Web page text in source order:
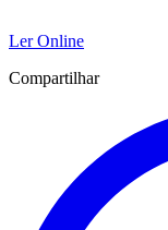
Ler Online
Compartilhar